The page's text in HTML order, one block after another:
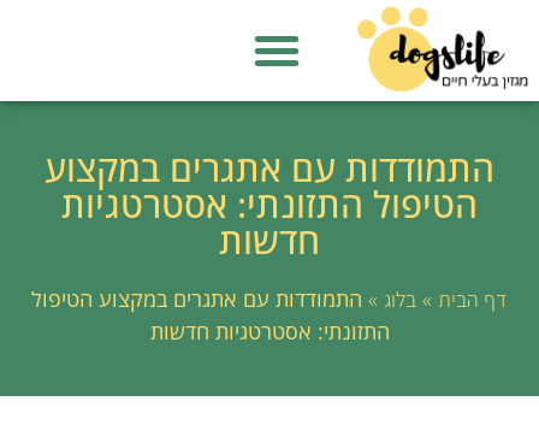
התמודדות עם אתגרים במקצוע
הטיפול התזונתי: אסטרטגיות
חדשות
דף הבית » בלוג » התמודדות עם אתגרים במקצוע הטיפול
התזונתי: אסטרטגיות חדשות